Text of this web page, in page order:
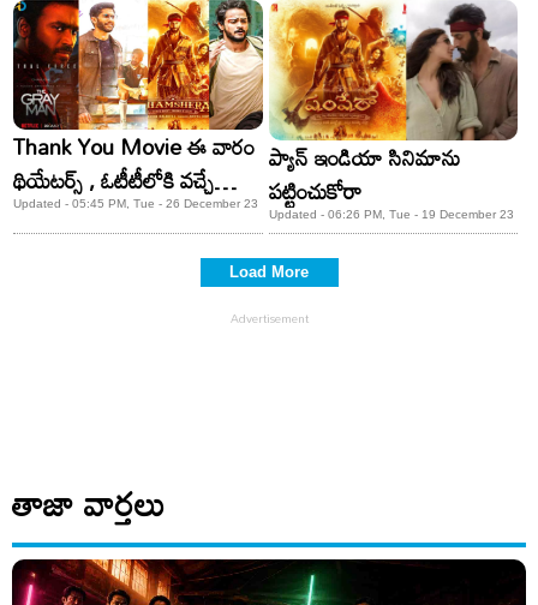
బాలీవుడ్ బాక్సాఫీస్ ఢ‌మాల్!
Thank You Movie ఈ వారం
థియేట‌ర్స్ , ఓటీటీలోకి వ‌చ్చే
మూవీస్ ఇవే
Updated - 05:45 PM, Tue - 26 December 23
ప్యాన్ ఇండియా సినిమాను
పట్టించుకోరా
Updated - 06:26 PM, Tue - 19 December 23
Load More
తాజా వార్తలు